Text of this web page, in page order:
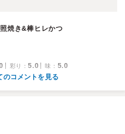
焼き&棒ヒレかつ
彩り ：5.0 味 ： 5.0
のコメントを見る